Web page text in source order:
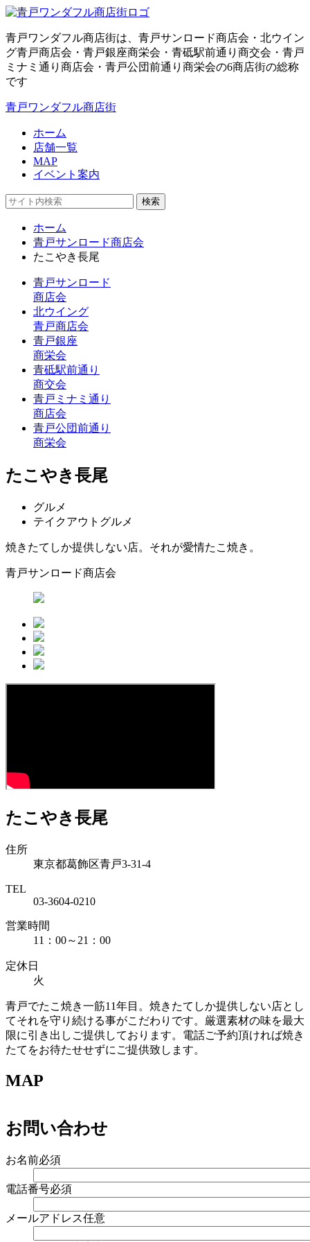
青戸ワンダフル商店街は、青戸サンロード商店会・北ウイン
グ青戸商店会・青戸銀座商栄会・青砥駅前通り商交会・青戸
ミナミ通り商店会・青戸公団前通り商栄会の6商店街の総称
です
青戸ワンダフル商店街
ホーム
店舗一覧
MAP
イベント案内
検索
ホーム
青戸サンロード商店会
たこやき長尾
青戸サンロード
商店会
北ウイング
青戸商店会
青戸銀座
商栄会
青砥駅前通り
商交会
青戸ミナミ通り
商店会
青戸公団前通り
商栄会
たこやき長尾
グルメ
テイクアウトグルメ
焼きたてしか提供しない店。それが愛情たこ焼き。
青戸サンロード商店会
たこやき長尾
住所
東京都葛飾区青戸3-31-4
TEL
03-3604-0210
営業時間
11：00～21：00
定休日
火
青戸でたこ焼き一筋11年目。焼きたてしか提供しない店とし
てそれを守り続ける事がこだわりです。厳選素材の味を最大
限に引き出しご提供しております。電話ご予約頂ければ焼き
たてをお待たせせずにご提供致します。
MAP
お問い合わせ
お名前必須
電話番号必須
メールアドレス任意